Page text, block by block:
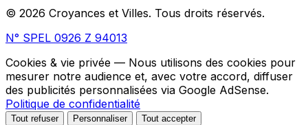
© 2026 Croyances et Villes. Tous droits réservés.
N° SPEL 0926 Z 94013
Cookies & vie privée — Nous utilisons des cookies pour
mesurer notre audience et, avec votre accord, diffuser
des publicités personnalisées via Google AdSense.
Politique de confidentialité
Tout refuser Personnaliser Tout accepter